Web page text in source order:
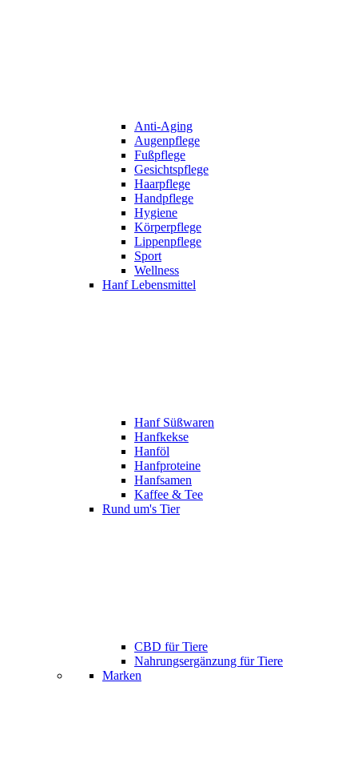
Anti-Aging
Augenpflege
Fußpflege
Gesichtspflege
Haarpflege
Handpflege
Hygiene
Körperpflege
Lippenpflege
Sport
Wellness
Hanf Lebensmittel
Hanf Süßwaren
Hanfkekse
Hanföl
Hanfproteine
Hanfsamen
Kaffee & Tee
Rund um's Tier
CBD für Tiere
Nahrungsergänzung für Tiere
Marken